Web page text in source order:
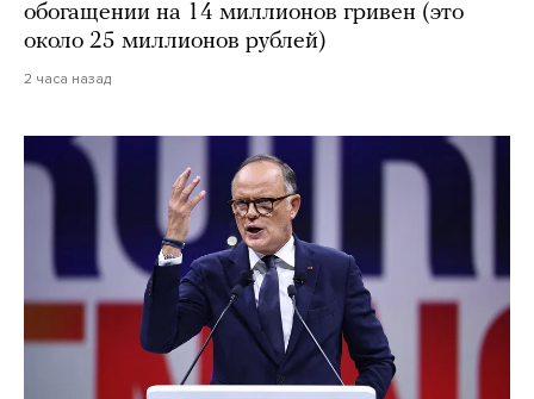
обогащении на 14 миллионов гривен (это
около 25 миллионов рублей)
2 часа назад